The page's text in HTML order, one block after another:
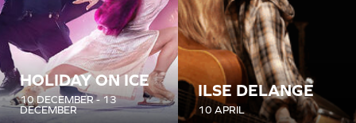
HOLIDAY ON ICE
10 DECEMBER - 13
DECEMBER
ILSE DELANGE
10 APRIL